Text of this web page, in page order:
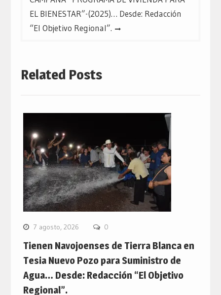
EL BIENESTAR”-(2025)… Desde: Redacción
“El Objetivo Regional”.
Related Posts
7 agosto, 2026 0
Tienen Navojoenses de Tierra Blanca en
Tesia Nuevo Pozo para Suministro de
Agua… Desde: Redacción “El Objetivo
Regional”.